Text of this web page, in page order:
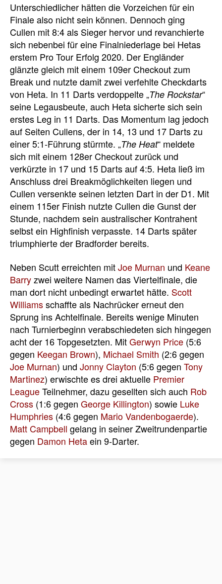
Unterschiedlicher hätten die Vorzeichen für ein
Finale also nicht sein können. Dennoch ging
Cullen mit 8:4 als Sieger hervor und revanchierte
sich nebenbei für eine Finalniederlage bei Hetas
erstem Pro Tour Erfolg 2020. Der Engländer
glänzte gleich mit einem 109er Checkout zum
Break und nutzte damit zwei verfehlte Checkdarts
von Heta. In 11 Darts verdoppelte „The Rockstar“
seine Legausbeute, auch Heta sicherte sich sein
erstes Leg in 11 Darts. Das Momentum lag jedoch
auf Seiten Cullens, der in 14, 13 und 17 Darts zu
einer 5:1-Führung stürmte. „The Heat“ meldete
sich mit einem 128er Checkout zurück und
verkürzte in 17 und 15 Darts auf 4:5. Heta ließ im
Anschluss drei Breakmöglichkeiten liegen und
Cullen versenkte seinen letzten Dart in der D1. Mit
einem 115er Finish nutzte Cullen die Gunst der
Stunde, nachdem sein australischer Kontrahent
selbst ein Highfinish verpasste. 14 Darts später
triumphierte der Bradforder bereits.
Neben Scutt erreichten mitJoe Murnan und Keane
Barryzwei weitere Namen das Viertelfinale, die
man dort nicht unbedingt erwartet hätte. Scott
Williamsschaffte als Nachrücker erneut den
Sprung ins Achtelfinale. Bereits wenige Minuten
nach Turnierbeginn verabschiedeten sich hingegen
acht der 16 Topgesetzten. MitGerwyn Price (5:6
gegen Keegan Brown), Michael Smith (2:6 gegen
Joe Murnan) und Jonny Clayton (5:6 gegen Tony
Martinez) erwischte es drei aktuelle Premier
LeagueTeilnehmer, dazu gesellten sich auch Rob
Cross (1:6 gegen George Killington) sowie Luke
Humphries (4:6 gegen Mario Vandenbogaerde).
Matt Campbell gelang in seiner Zweitrundenpartie
gegen Damon Hetaein 9-Darter.